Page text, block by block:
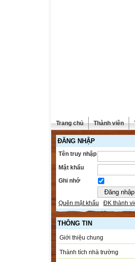
Trang chủ Thành viên
ĐĂNG NHẬP
Tên truy nhập
Mật khẩu
Ghi nhớ
Quên mật khẩu ĐK thành
THÔNG TIN
Giới thiệu chung
Thành tích nhà trường